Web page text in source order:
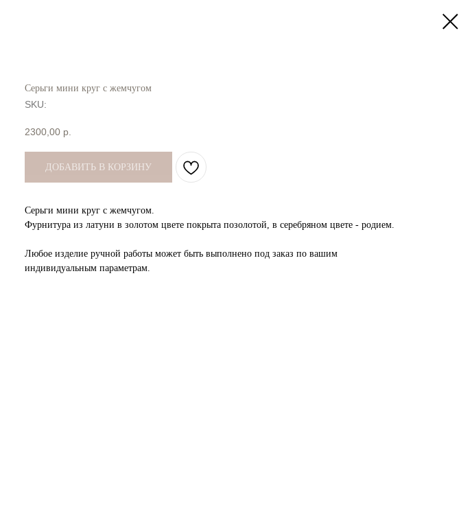
Серьги мини круг с жемчугом
SKU:
2300,00 р.
ДОБАВИТЬ В КОРЗИНУ
Серьги мини круг с жемчугом.
Фурнитура из латуни в золотом цвете покрыта позолотой, в серебряном цвете - родием.
Любое изделие ручной работы может быть выполнено под заказ по вашим
индивидуальным параметрам.